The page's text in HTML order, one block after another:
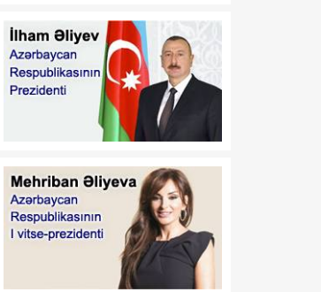
Prezidentinin 2014-cü il 20
fevral tarixli 111 nömrəli
Fərmanında dəyişiklik
edilməsi haqqında"
Azərbaycan Respublikası
Prezidentinin 2019-cu il 30
dekabr tarixli 911 nömrəli
edilməsi barədə" 2020-ci il
12 may tarixli 1017
nömrəli fərmanlarında
dəyişiklik edilməsi
haqqında
B.Ə.Aslanbəylinin "Şöhrət"
00:52